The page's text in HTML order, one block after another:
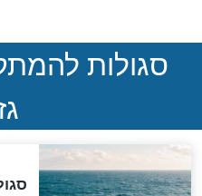
במרתפי
הנדיר
"מודה